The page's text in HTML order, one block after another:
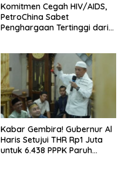
Komitmen Cegah HIV/AIDS,
PetroChina Sabet
Penghargaan Tertinggi dari
Kabar Gembira! Gubernur Al
Haris Setujui THR Rp1 Juta
untuk 6.438 PPPK Paruh